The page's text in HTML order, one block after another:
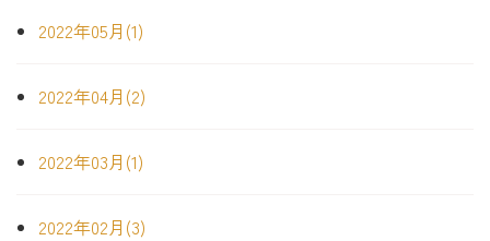
2022年05月(1)
2022年04月(2)
2022年03月(1)
2022年02月(3)